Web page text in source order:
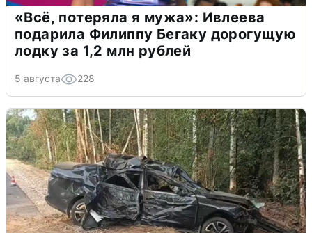
«Всё, потеряла я мужа»: Ивлеева
подарила Филиппу Бегаку дорогущую
лодку за 1,2 млн рублей
5 августа 228